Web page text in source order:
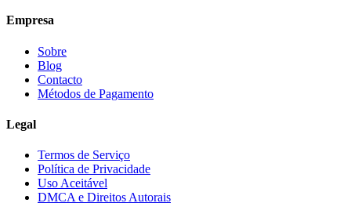
Empresa
Sobre
Blog
Contacto
Métodos de Pagamento
Legal
Termos de Serviço
Política de Privacidade
Uso Aceitável
DMCA e Direitos Autorais